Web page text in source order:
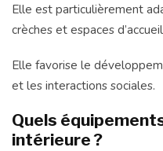
Elle est particulièrement
crèches et espaces
Elle favorise le
et les interactions sociales.
Quels
intérieure ?